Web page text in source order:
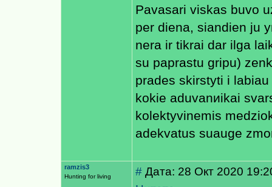
Pavasari viskas buvo
per diena, siandien ju
nera ir tikrai dar ilga
su paprastu gripu)
prades skirstyti i
kokie aduvanиikai
kolektyvinemis
adekvatus suauge
ramzis3
Hunting for living # Дата: 28 Окт 2020